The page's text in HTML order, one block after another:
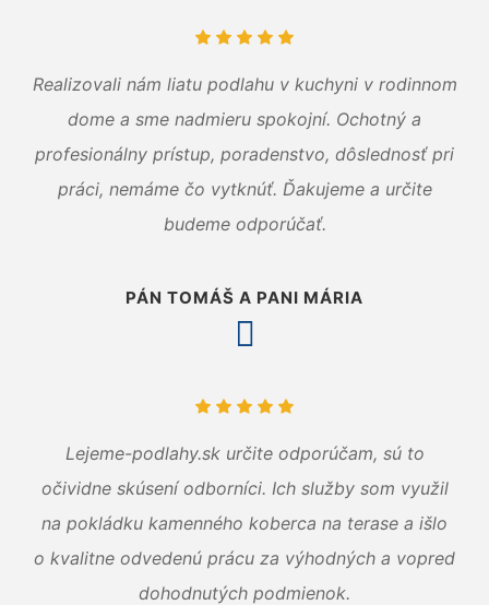
Realizovali nám liatu podlahu v kuchyni v rodinnom
dome a sme nadmieru spokojní. Ochotný a
profesionálny prístup, poradenstvo, dôslednosť pri
práci, nemáme čo vytknúť. Ďakujeme a určite
budeme odporúčať.
PÁN TOMÁŠ A PANI MÁRIA
Lejeme-podlahy.sk určite odporúčam, sú to
očividne skúsení odborníci. Ich služby som využil
na pokládku kamenného koberca na terase a išlo
o kvalitne odvedenú prácu za výhodných a vopred
dohodnutých podmienok.